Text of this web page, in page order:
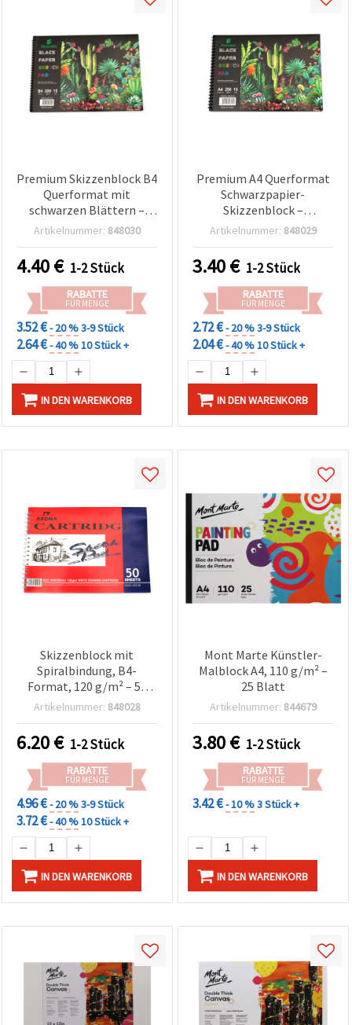
Premium Skizzenblock B4
Querformat mit
schwarzen Blättern –
Spiralbindung, 200 g/m²,
Artikelnummer: 848030
4.40€ 1-2 Stück
RABATTE
FÜR MENGE
3.52 €- 20 %3-9 Stück
2.64 €- 40 %10 Stück +
IN DEN WARENKORB
Premium A4 Querformat
Schwarzpapier-
Skizzenblock –
Spiralbindung, 200 g/m²,
Artikelnummer: 848029
3.40€ 1-2 Stück
RABATTE
FÜR MENGE
2.72 €- 20 %3-9 Stück
2.04 €- 40 %10 Stück +
IN DEN WARENKORB
Skizzenblock mit
Spiralbindung, B4-
Format, 120 g/m² – 50
Blatt
Artikelnummer: 848028
6.20€ 1-2 Stück
RABATTE
FÜR MENGE
4.96 €- 20 %3-9 Stück
3.72 €- 40 %10 Stück +
IN DEN WARENKORB
Mont Marte Künstler-
Malblock A4, 110 g/m² –
25 Blatt
Artikelnummer: 844679
3.80€ 1-2 Stück
RABATTE
FÜR MENGE
3.42 €- 10 %3 Stück +
IN DEN WARENKORB